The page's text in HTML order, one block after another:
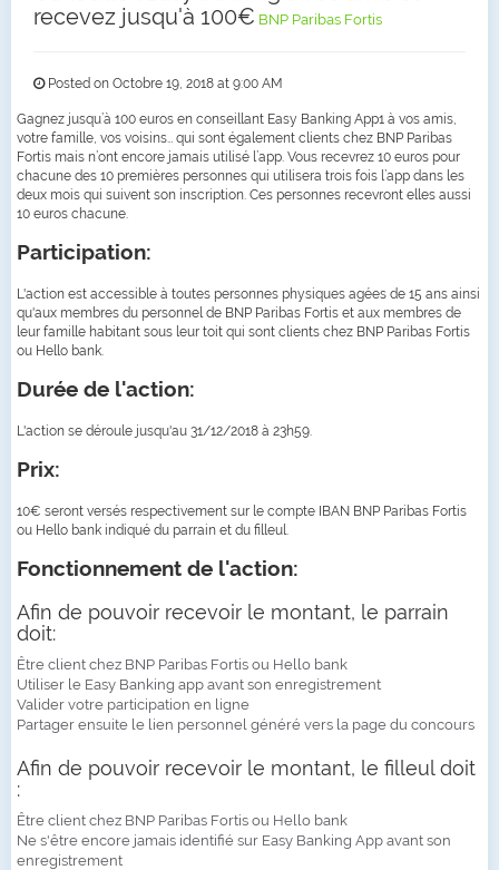
recevez jusqu'à 100€ BNP Paribas Fortis
Posted on Octobre 19, 2018 at 9:00 AM
Gagnez jusqu’à 100 euros en conseillant Easy Banking App1 à vos amis,
votre famille, vos voisins… qui sont également clients chez BNP Paribas
Fortis mais n’ont encore jamais utilisé l’app. Vous recevrez 10 euros pour
chacune des 10 premières personnes qui utilisera trois fois l’app dans les
deux mois qui suivent son inscription. Ces personnes recevront elles aussi
10 euros chacune.
Participation:
L'action est accessible à toutes personnes physiques agées de 15 ans ainsi
qu'aux membres du personnel de BNP Paribas Fortis et aux membres de
leur famille habitant sous leur toit qui sont clients chez BNP Paribas Fortis
ou Hello bank.
Durée de l'action:
L'action se déroule jusqu'au 31/12/2018 à 23h59.
Prix:
10€ seront versés respectivement sur le compte IBAN BNP Paribas Fortis
ou Hello bank indiqué du parrain et du filleul.
Fonctionnement de l'action:
Afin de pouvoir recevoir le montant, le parrain
doit:
Être client chez BNP Paribas Fortis ou Hello bank
Utiliser le Easy Banking app avant son enregistrement
Valider votre participation en ligne
Partager ensuite le lien personnel généré vers la page du concours
Afin de pouvoir recevoir le montant, le filleul doit
:
Être client chez BNP Paribas Fortis ou Hello bank
Ne s'être encore jamais identifié sur Easy Banking App avant son
enregistrement